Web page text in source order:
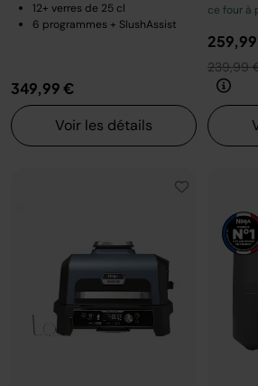
12+ verres de 25 cl
6 programmes + SlushAssist
349,99 €
Voir les détails
ce four à
239,99